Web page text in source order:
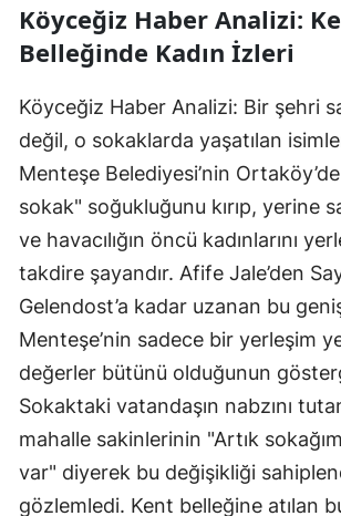
Köyceğiz Haber Analizi:
Belleğinde Kadın İzleri
Köyceğiz Haber Analizi: Bir şehri
değil, o sokaklarda yaşatılan
Menteşe Belediyesi’nin
sokak" soğukluğunu kırıp, yerine
ve havacılığın öncü kadınlarını
takdire şayandır. Afife Jale’den
Gelendost’a kadar uzanan bu
Menteşe’nin sadece bir yerleşim
değerler bütünü olduğunun
Sokaktaki vatandaşın nabzını
mahalle sakinlerinin "Artık
var" diyerek bu değişikliği
gözlemledi. Kent belleğine atılan